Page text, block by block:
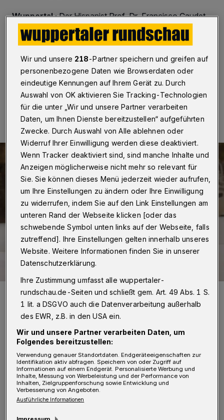
Wuppertal·Der Hispanist Prof. Dr. Francisco Caudet
Roca, Emeritus der Universidad Autónoma de Madrid,
ist im Wintersemester 2020/21 Gast der Fakultät für
Geistes- und Kulturwissenschaften der Bergischen
Universität.
07.12.2020 , 08:00 Uhr Eine Minute Lesezeit
Humboldt-Preisträger Prof. Dr. Francisco Caudet und seine Ehefrau
A uf Einladung von Dr. Matei Chihaia,
Professor für spanische und
französische Literaturwissenschaft an der
Wir und unsere 218-Partner speichern und greifen auf
personenbezogene Daten wie Browserdaten oder
eindeutige Kennungen auf Ihrem Gerät zu. Durch
Auswahl von OK aktivieren Sie Tracking-Technologien
für die unter „Wir und unsere Partner verarbeiten
Daten, um Ihnen Dienste bereitzustellen“ aufgeführten
Zwecke. Durch Auswahl von Alle ablehnen oder
Widerruf Ihrer Einwilligung werden diese deaktiviert.
Wenn Tracker deaktiviert sind, sind manche Inhalte und
Anzeigen möglicherweise nicht mehr so relevant für
Sie. Sie können dieses Menü jederzeit wieder aufrufen,
um Ihre Einstellungen zu ändern oder Ihre Einwilligung
zu widerrufen, indem Sie auf den Link Einstellungen am
unteren Rand der Webseite klicken [oder das
schwebende Symbol unten links auf der Webseite, falls
zutreffend]. Ihre Einstellungen gelten innerhalb unseres
Website. Weitere Informationen finden Sie in unserer
Datenschutzerklärung.
Ihre Zustimmung umfasst alle wuppertaler-
rundschau.de-Seiten und schließt gem. Art. 49 Abs. 1 S.
1 lit. a DSGVO auch die Datenverarbeitung außerhalb
des EWR, z.B. in den USA ein.
Wir und unsere Partner verarbeiten Daten, um
Folgendes bereitzustellen:
Verwendung genauer Standortdaten. Endgeräteeigenschaften zur
Identifikation aktiv abfragen. Speichern von oder Zugriff auf
Informationen auf einem Endgerät. Personalisierte Werbung und
Inhalte, Messung von Werbeleistung und der Performance von
Inhalten, Zielgruppenforschung sowie Entwicklung und
Verbesserung von Angeboten.
Ausführliche Informationen